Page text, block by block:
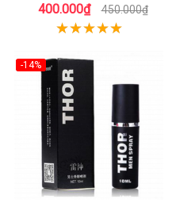
400.000₫ 450.000₫
-14%